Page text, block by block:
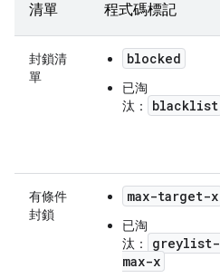
清單 程式碼標記
封鎖清
單
blocked
已淘
汰：
blacklist
有條件
封鎖
max-target-x
已淘
汰：
greylist-
max-x